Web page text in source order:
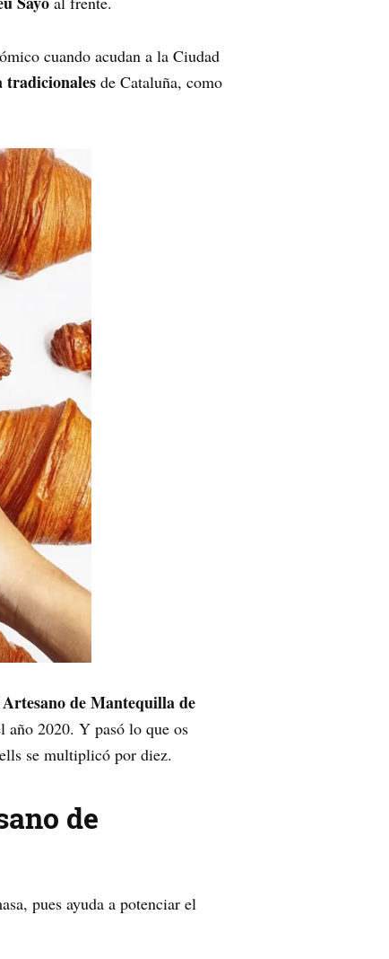
cuando acudan a la Ciudad
tradicionales de Cataluña, como
de Mantequilla de
año 2020. Y pasó lo que os
se multiplicó por diez.
de
pues ayuda a potenciar el